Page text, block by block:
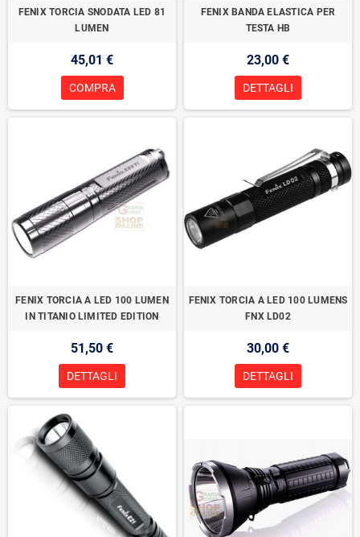
FENIX TORCIA SNODATA LED 81
LUMEN
45,01 €
COMPRA
FENIX BANDA ELASTICA PER
TESTA HB
23,00 €
DETTAGLI
FENIX TORCIA A LED 100 LUMEN
IN TITANIO LIMITED EDITION
51,50 €
DETTAGLI
FENIX TORCIA A LED 100 LUMENS
FNX LD02
30,00 €
DETTAGLI